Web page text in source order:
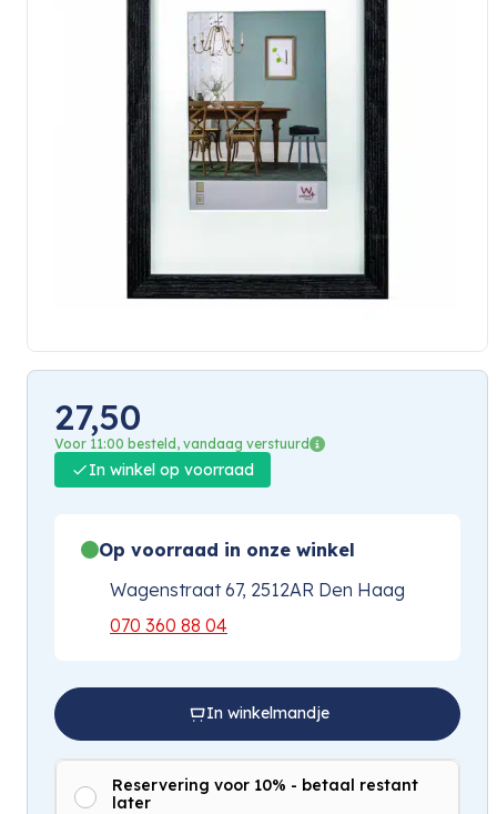
27,50
Voor 11:00 besteld, vandaag verstuurd
In winkel op voorraad
Op voorraad in onze winkel
Wagenstraat 67, 2512AR Den Haag
070 360 88 04
In winkelmandje
Reservering voor 10% - betaal restant
later